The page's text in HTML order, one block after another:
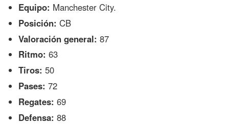
Equipo: Manchester City.
Posición: CB
Valoración general: 87
Ritmo: 63
Tiros: 50
Pases: 72
Regates: 69
Defensa: 88